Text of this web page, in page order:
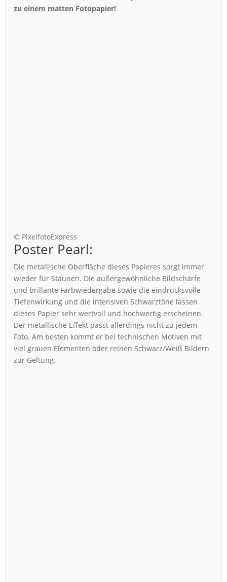
zu einem matten Fotopapier!
© PixelfotoExpress
Poster Pearl:
Die metallische Oberfläche dieses Papieres sorgt immer
wieder für Staunen. Die außergewöhnliche Bildschärfe
und brillante Farbwiedergabe sowie die eindrucksvolle
Tiefenwirkung und die intensiven Schwarztöne lassen
dieses Papier sehr wertvoll und hochwertig erscheinen.
Der metallische Effekt passt allerdings nicht zu jedem
Foto. Am besten kommt er bei technischen Motiven mit
viel grauen Elementen oder reinen Schwarz/Weiß Bildern
zur Geltung.